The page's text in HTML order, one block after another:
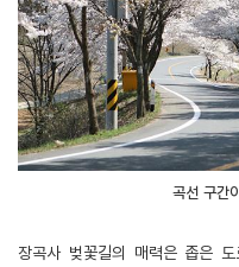
곡선 구간
장곡사 벚꽃길의 매력은 좁은